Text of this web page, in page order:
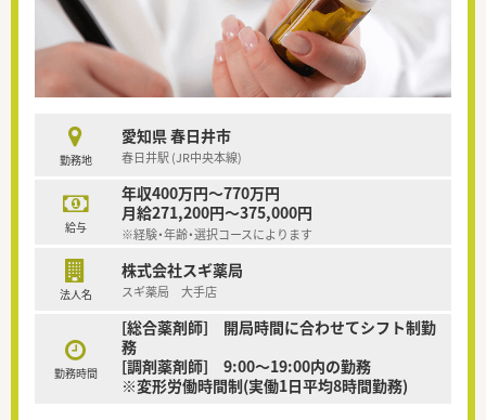
勤務地
愛知県 春日井市
春日井駅 (JR中央本線)
給与
年収400万円～770万円
月給271,200円～375,000円
※経験・年齢・選択コースによります
法人名
株式会社スギ薬局
スギ薬局 大手店
勤務時間
[総合薬剤師] 開局時間に合わせてシフト制勤
務
[調剤薬剤師] 9:00～19:00内の勤務
※変形労働時間制(実働1日平均8時間勤務)